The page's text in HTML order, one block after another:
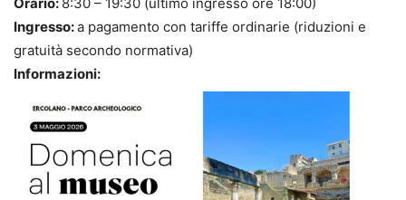
Ingresso:a pagamento con tariffe ordinarie (riduzioni e
gratuità secondo normativa)
Informazioni: